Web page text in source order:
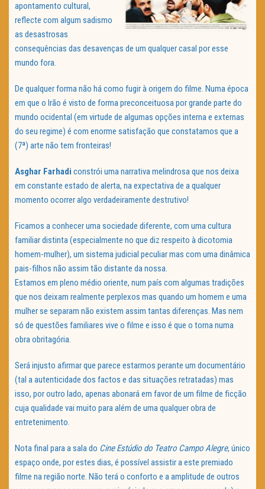
apontamento cultural,
reflecte com algum sadismo
as desastrosas
consequências das desavenças de um qualquer casal por esse
mundo fora.
De qualquer forma não há como fugir à origem do filme. Numa época
em que o Irão é visto de forma preconceituosa por grande parte do
mundo ocidental (em virtude de algumas opções interna e externas
do seu regime) é com enorme satisfação que constatamos que a
(7ª) arte não tem fronteiras!
Asghar Farhadi constrói uma narrativa melindrosa que nos deixa
em constante estado de alerta, na expectativa de a qualquer
momento ocorrer algo verdadeiramente destrutivo!
Ficamos a conhecer uma sociedade diferente, com uma cultura
familiar distinta (especialmente no que diz respeito à dicotomia
homem-mulher), um sistema judicial peculiar mas com uma dinâmica
pais-filhos não assim tão distante da nossa.
Estamos em pleno médio oriente, num país com algumas tradições
que nos deixam realmente perplexos mas quando um homem e uma
mulher se separam não existem assim tantas diferenças. Mas nem
só de questões familiares vive o filme e isso é que o torna numa
obra obritagória.
Será injusto afirmar que parece estarmos perante um documentário
(tal a autenticidade dos factos e das situações retratadas) mas
isso, por outro lado, apenas abonará em favor de um filme de ficção
cuja qualidade vai muito para além de uma qualquer obra de
entretenimento.
Nota final para a sala do Cine Estúdio do Teatro Campo Alegre, único
espaço onde, por estes dias, é possível assistir a este premiado
filme na região norte. Não terá o conforto e a amplitude de outros